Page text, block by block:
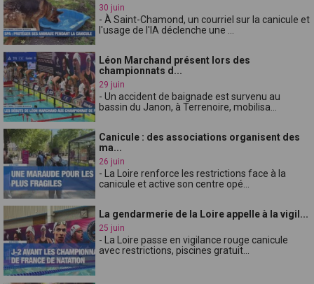
30 juin
- À Saint-Chamond, un courriel sur la canicule et
l'usage de l'IA déclenche une ...
Léon Marchand présent lors des
championnats d...
29 juin
- Un accident de baignade est survenu au
bassin du Janon, à Terrenoire, mobilisa...
Canicule : des associations organisent des
ma...
26 juin
- La Loire renforce les restrictions face à la
canicule et active son centre opé...
La gendarmerie de la Loire appelle à la vigil...
25 juin
- La Loire passe en vigilance rouge canicule
avec restrictions, piscines gratuit...